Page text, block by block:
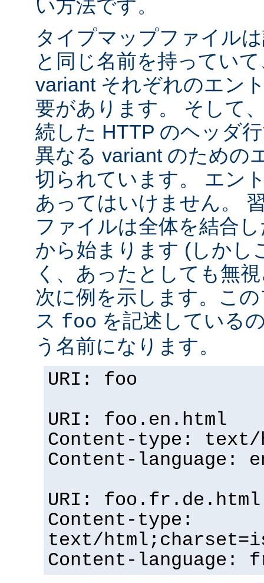
い方法です。
タイプマップファイル
と同じ名前を持ってい
variant それぞれのエン
要があります。 そして
続した HTTP のヘッダ
異なる variant のための
切られています。 エン
あってはいけません。
ファイルは全体を結合
から始まります (しかし
く、あったとしても無
次に例を示します。こ
ス foo を記述している
う名前になります。
URI: foo
URI: foo.en.html
Content-type: text/
Content-language:
URI: foo.fr.de.html
Content-type:
text/
Content-language: